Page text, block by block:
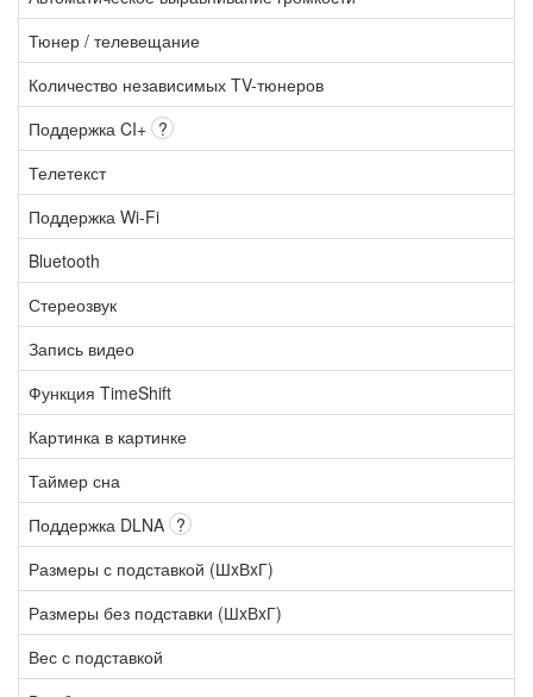
Тюнер / телевещание
Количество независимых TV-тюнеров
Поддержка CI+ ?
Телетекст
Поддержка Wi-Fi
Bluetooth
Стереозвук
Запись видео
Функция TimeShift
Картинка в картинке
Таймер сна
Поддержка DLNA ?
Размеры с подставкой (ШxВxГ)
Размеры без подставки (ШxВxГ)
Вес с подставкой